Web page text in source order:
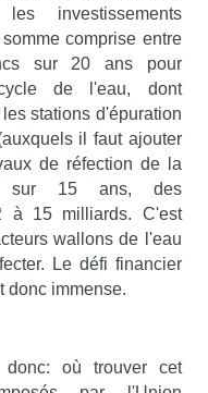
investissements
comprise entre
sur 20 ans pour
de l'eau, dont
stations d'épuration
il faut ajouter
de réfection de la
sur 15 ans, des
à 15 milliards. C'est
wallons de l'eau
Le défi financier
donc immense.
donc: où trouver cet